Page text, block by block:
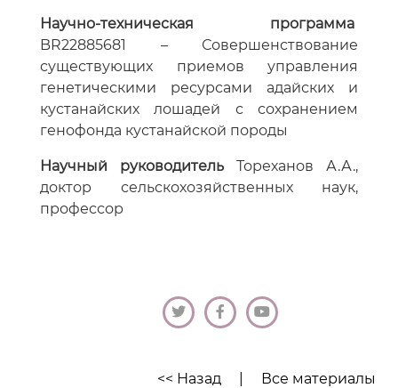
Научно-техническая программа
BR22885681 – Совершенствование
существующих приемов управления
генетическими ресурсами адайских и
кустанайских лошадей с сохранением
генофонда кустанайской породы
Научный руководитель Тореханов А.А.,
доктор сельскохозяйственных наук,
профессор
<< Назад
Все материалы